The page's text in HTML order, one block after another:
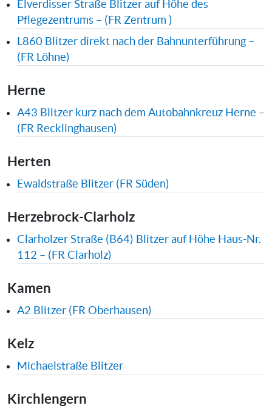
Elverdisser Straße Blitzer auf Höhe des
Pflegezentrums – (FR Zentrum )
L860 Blitzer direkt nach der Bahnunterführung –
(FR Löhne)
Herne
A43 Blitzer kurz nach dem Autobahnkreuz Herne –
(FR Recklinghausen)
Herten
Ewaldstraße Blitzer (FR Süden)
Herzebrock-Clarholz
Clarholzer Straße (B64) Blitzer auf Höhe Haus-Nr.
112 – (FR Clarholz)
Kamen
A2 Blitzer (FR Oberhausen)
Kelz
Michaelstraße Blitzer
Kirchlengern